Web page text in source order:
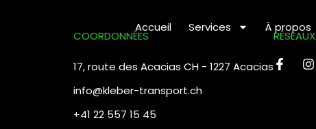
Accueil Services À propos
COORDONNÉES
17, route des Acacias CH - 1227 Acacias
info@kleber-transport.ch
+41 22 557 15 45
RÉSEAUX